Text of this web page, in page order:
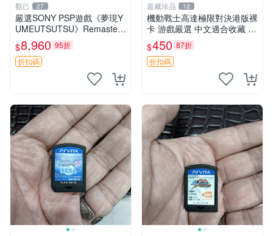
觀己 27
嚴選SONY PSP遊戲《夢現Y
UMEUTSUTSU》Remastere
d收藏版，英語原裝全新未開
盒，附贈特典 夢現 YUMEUT
SUTSU PSP 收
$8,960 95折
折扣碼
嘉藏珍品 12
機動戰士高達極限對決港版裸
卡 游戲嚴選 中文適合收藏 機
動戰士 高達對決 游戲機
$450 87折
折扣碼